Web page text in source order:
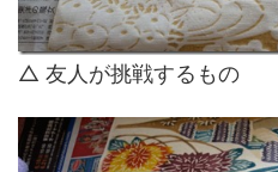
△ 友人が挑戦するもの